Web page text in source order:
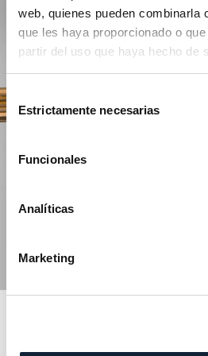
web, quienes pueden combinarla
que les haya proporcionado o
partir del uso que haya hecho de
Selección
de Estrictamente necesarias
Funcionales
Analíticas
Marketing
La Excelencia